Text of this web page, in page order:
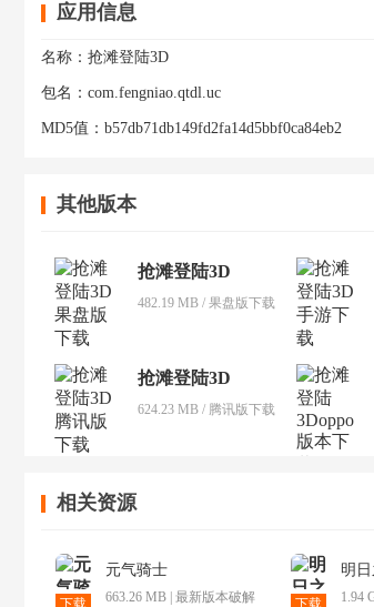
应用信息
名称： 抢滩登陆3D
包名： com.fengniao.qtdl.uc
MD5值： b57db71db149fd2fa14d5bbf0ca84eb2
其他版本
抢滩登陆3D
482.19 MB / 果盘版下载
抢滩登陆3D
624.23 MB / 腾讯版下载
相关资源
下载
元气骑士
663.26 MB | 最新版本破解
下载
明
1.94